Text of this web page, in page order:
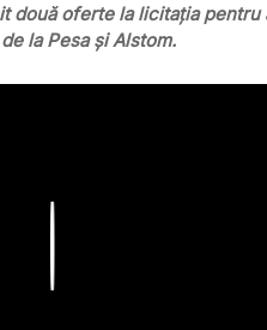
două oferte la licitația
la Pesa și Alstom.